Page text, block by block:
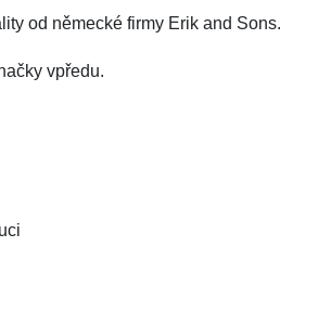
od německé firmy Erik and Sons.
vpředu.